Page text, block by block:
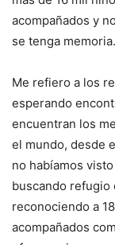
acompañados y
se tenga
Me refiero a los
esperando
encuentran los
el mundo, desde
no habíamos
buscando refugio
reconociendo a
acompañados